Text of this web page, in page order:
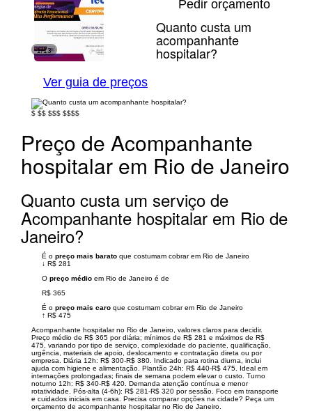
1/13
Pedir orçamento
Quanto custa um
acompanhante
hospitalar?
Ver guia de preços
$ $$ $$$ $$$$
Preço de Acompanhante
hospitalar em Rio de Janeiro
Quanto custa um serviço de
Acompanhante hospitalar em Rio de
Janeiro?
É o preço mais barato que costumam cobrar em Rio de Janeiro
↓ R$ 281
O preço médio em Rio de Janeiro é de
R$ 365
É o preço mais caro que costumam cobrar em Rio de Janeiro
↑ R$ 475
Acompanhante hospitalar no Rio de Janeiro, valores claros para decidir.
Preço médio de R$ 365 por diária; mínimos de R$ 281 e máximos de R$
475, variando por tipo de serviço, complexidade do paciente, qualificação,
urgência, materiais de apoio, deslocamento e contratação direta ou por
empresa. Diária 12h: R$ 300-R$ 380. Indicado para rotina diurna, inclui
ajuda com higiene e alimentação. Plantão 24h: R$ 440-R$ 475. Ideal em
internações prolongadas; finais de semana podem elevar o custo. Turno
noturno 12h: R$ 340-R$ 420. Demanda atenção contínua e menor
rotatividade. Pós-alta (4-6h): R$ 281-R$ 320 por sessão. Foco em transporte
e cuidados iniciais em casa. Precisa comparar opções na cidade? Peça um
orçamento de acompanhante hospitalar no Rio de Janeiro.